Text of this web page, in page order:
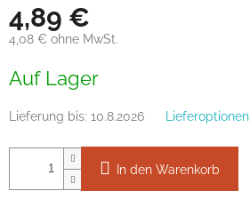
4,89 €
4,08 € ohne MwSt.
Auf Lager
Lieferung bis: 10.8.2026 Lieferoptionen
In den Warenkorb